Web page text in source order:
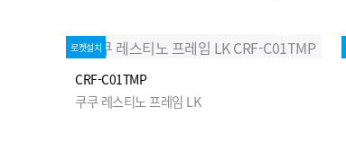
로켓설치
CRF-C01TMP
쿠쿠 레스티노 프레임 LK